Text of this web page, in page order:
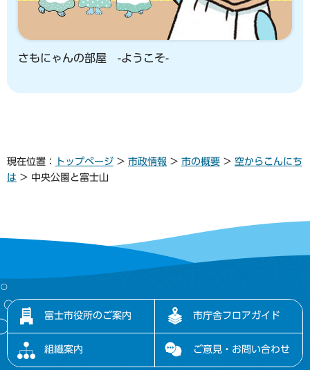
さもにゃんの部屋 -ようこそ-
現在位置： トップページ > 市政情報 > 市の概要 > 空からこんにち
は > 中央公園と富士山
富士市役所のご案内 市庁舎フロアガイド
組織案内 ご意見・お問い合わせ